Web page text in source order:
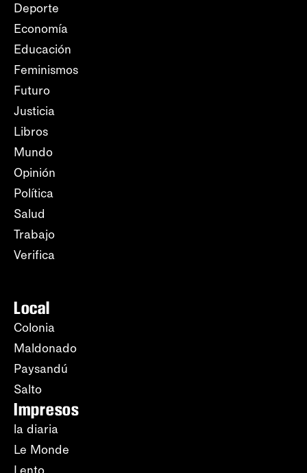
Deporte
Economía
Educación
Feminismos
Futuro
Justicia
Libros
Mundo
Opinión
Política
Salud
Trabajo
Verifica
Local
Colonia
Maldonado
Paysandú
Salto
Impresos
la diaria
Le Monde